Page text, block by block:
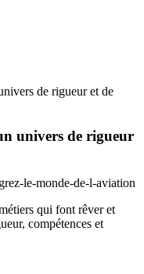
de rigueur et de
univers de rigueur
qui font rêver et
compétences et